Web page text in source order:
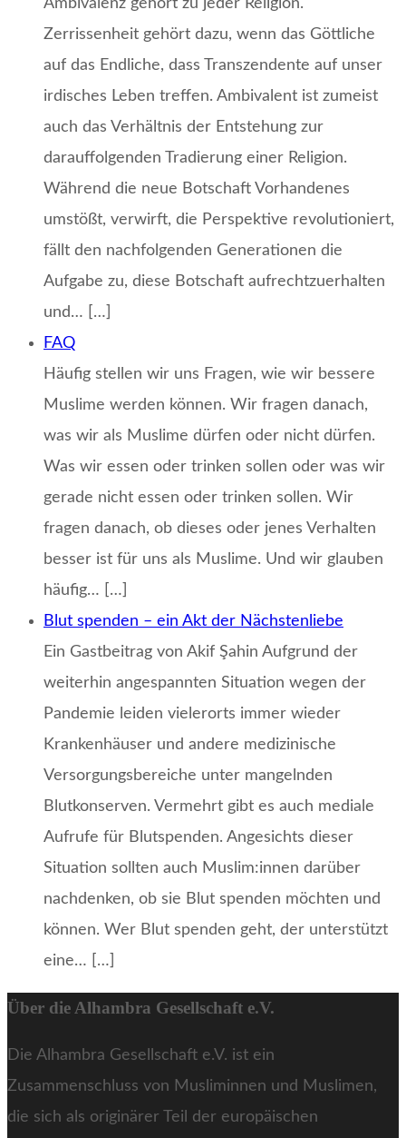
Ambivalenz gehört zu jeder Religion.
Zerrissenheit gehört dazu, wenn das Göttliche
auf das Endliche, dass Transzendente auf unser
irdisches Leben treffen. Ambivalent ist zumeist
auch das Verhältnis der Entstehung zur
darauffolgenden Tradierung einer Religion.
Während die neue Botschaft Vorhandenes
umstößt, verwirft, die Perspektive revolutioniert,
fällt den nachfolgenden Generationen die
Aufgabe zu, diese Botschaft aufrechtzuerhalten
und… […]
FAQ
Häufig stellen wir uns Fragen, wie wir bessere
Muslime werden können. Wir fragen danach,
was wir als Muslime dürfen oder nicht dürfen.
Was wir essen oder trinken sollen oder was wir
gerade nicht essen oder trinken sollen. Wir
fragen danach, ob dieses oder jenes Verhalten
besser ist für uns als Muslime. Und wir glauben
häufig… […]
Blut spenden – ein Akt der Nächstenliebe
Ein Gastbeitrag von Akif Şahin Aufgrund der
weiterhin angespannten Situation wegen der
Pandemie leiden vielerorts immer wieder
Krankenhäuser und andere medizinische
Versorgungsbereiche unter mangelnden
Blutkonserven. Vermehrt gibt es auch mediale
Aufrufe für Blutspenden. Angesichts dieser
Situation sollten auch Muslim:innen darüber
nachdenken, ob sie Blut spenden möchten und
können. Wer Blut spenden geht, der unterstützt
eine… […]
Über die Alhambra Gesellschaft e.V.
Die Alhambra Gesellschaft e.V. ist ein
Zusammenschluss von Musliminnen und Muslimen,
die sich als originärer Teil der europäischen